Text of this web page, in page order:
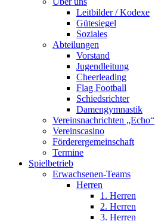
Leitbilder / Kodexe
Gütesiegel
Soziales
Abteilungen
Vorstand
Jugendleitung
Cheerleading
Flag Football
Schiedsrichter
Damengymnastik
Vereinsnachrichten „Echo“
Vereinscasino
Förderergemeinschaft
Termine
Spielbetrieb
Erwachsenen-Teams
Herren
1. Herren
2. Herren
3. Herren